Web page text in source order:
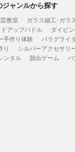
ジャンルから探す
教室 ガラス細工･ガラ
アップパドル
ダイビ
手作り体験
パラグライ
り
シルバーアクセサリ
ンタル
脱出ゲーム